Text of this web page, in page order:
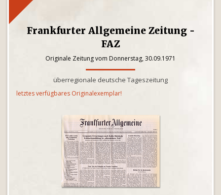
Frankfurter Allgemeine Zeitung -
FAZ
Originale Zeitung vom Donnerstag, 30.09.1971
überregionale deutsche Tageszeitung
letztes verfügbares Originalexemplar!